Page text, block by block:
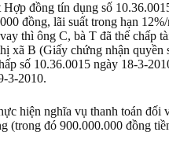
đồng tín dụng số
đồng, lãi suất trong hạn
thì ông C, bà T đã thế chấp
xã B (Giấy chứng nhận
số 10.36.0015 ngày 18-3-
3-2010.
hiện nghĩa vụ thanh toán
(trong đó 900.000.000 đồng